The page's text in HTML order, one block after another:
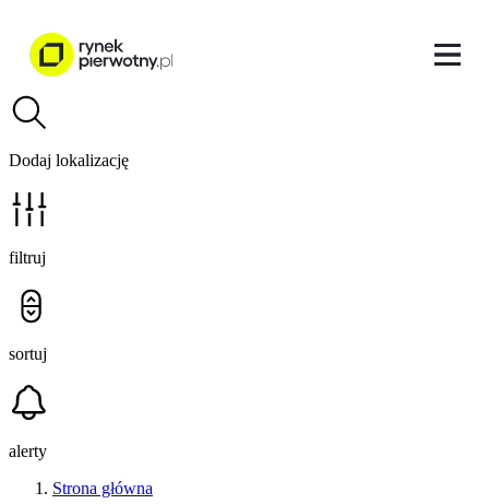
Dodaj lokalizację
filtruj
sortuj
alerty
Strona główna